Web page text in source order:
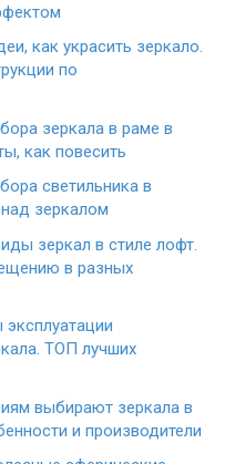
как украсить зеркало.
по
зеркала в раме в
как повесить
светильника в
зеркалом
зеркал в стиле лофт.
в разных
ТОП лучших
выбирают зеркала в
и производители